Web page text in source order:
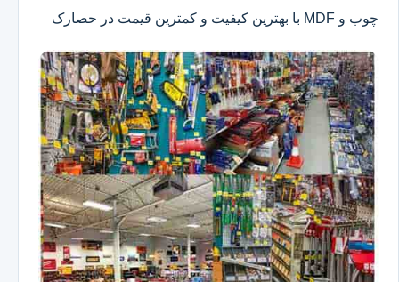
چوب و MDF با بهترین کیفیت و کمترین قیمت در حصارک